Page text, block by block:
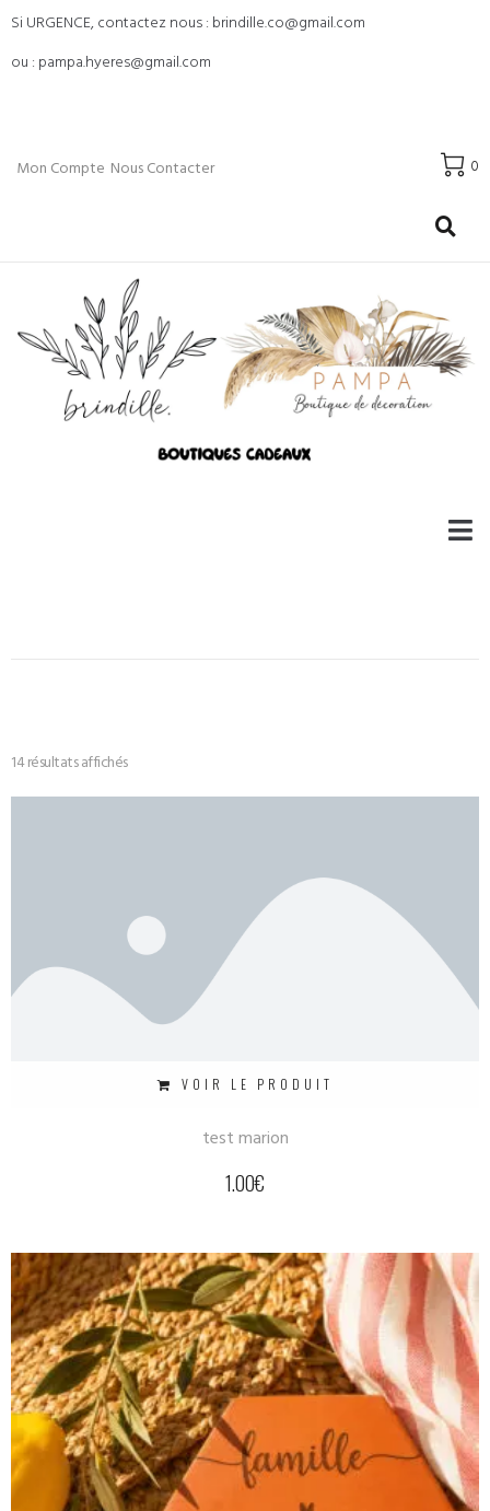
Si URGENCE, contactez nous : brindille.co@gmail.com
ou : pampa.hyeres@gmail.com
Mon Compte Nous Contacter 0
14 résultats affichés
VOIR LE PRODUIT
test marion
1.00€